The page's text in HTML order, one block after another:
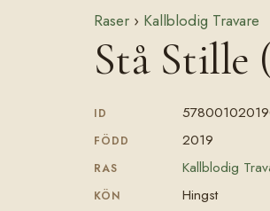
Raser › Kallblodig Travare
Stå Stille
ID
FÖDD 2019
RAS Kallblodig
KÖN Hingst